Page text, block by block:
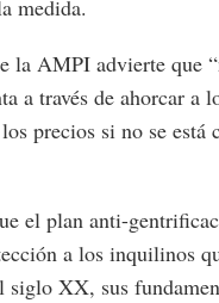
medida.
la AMPI advierte que
a través de ahorcar a
precios si no se está
el plan anti-
a los inquilinos
siglo XX, sus